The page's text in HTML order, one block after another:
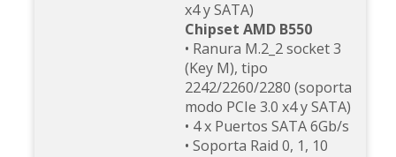
x4 y SATA)
Chipset AMD B550
• Ranura M.2_2 socket 3
(Key M), tipo
2242/2260/2280 (soporta
modo PCIe 3.0 x4 y SATA)
• 4 x Puertos SATA 6Gb/s
• Soporta Raid 0, 1, 10